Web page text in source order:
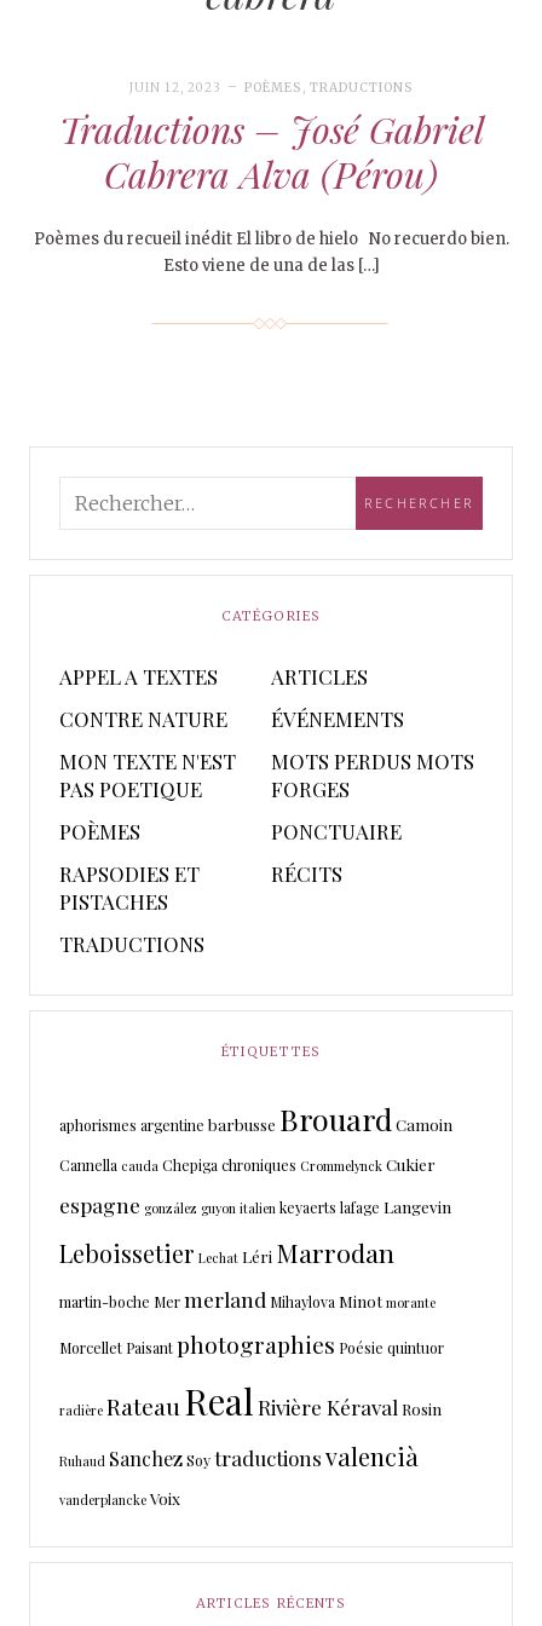
JUIN 12, 2023 POÈMES , TRADUCTIONS
Traductions – José Gabriel
Cabrera Alva (Pérou)
Poèmes du recueil inédit El libro de hielo No recuerdo bien.
Esto viene de una de las […]
CATÉGORIES
APPEL A TEXTES
ARTICLES
CONTRE NATURE
ÉVÉNEMENTS
MON TEXTE N'EST
PAS POETIQUE
MOTS PERDUS MOTS
FORGES
POÈMES
PONCTUAIRE
RAPSODIES ET
PISTACHES
RÉCITS
TRADUCTIONS
ÉTIQUETTES
aphorismes argentine barbusse Brouard Camoin
Cannella cauda Chepigachroniques Crommelynck Cukier
espagne gonzález guyon italien keyaerts lafage Langevin
Leboissetier Lechat Léri Marrodan
martin-boche Mermerland Mihaylova Minot morante
Morcellet Paisantphotographies Poésie quintuor
radière RateauReal Rivière Kéraval Rosin
Ruhaud SanchezSoytraductionsvalencià
vanderplancke Voix
ARTICLES RÉCENTS